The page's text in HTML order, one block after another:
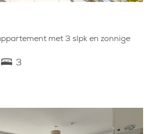
met 3 slpk en zonnige
3